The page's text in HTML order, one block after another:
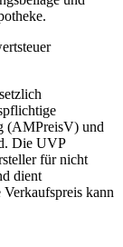
(AMPreisV) und
Die UVP
für nicht
dient
kann